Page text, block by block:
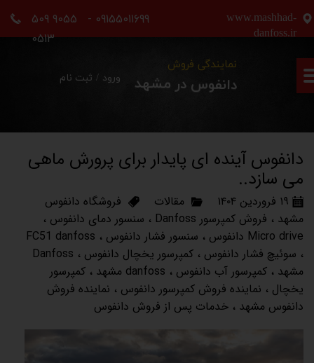
www.mashhad-
danfoss.ir
09155011699 - 9055 509
0513
نمایندگی فروش
ورود / ثبت نام
حساب کاربری من
تغییر گذر واژه
سفارشات
دانفوس در مشهد
دانفوس آینده ای پایدار برای پرورش ماهی
می سازد..
۱۹ فروردین ۱۴۰۴ مقالات
فروشگاه دانفوس
مشهد ، فروش کمپرسور Danfoss ، سنسور دمای دانفوس ،
Micro drive دانفوس
، سنسور فشار دانفوس ، FC51 danfoss
، سوئیچ فشار دانفوس ، کمپرسور یخچال دانفوس ، Danfoss
مشهد ، کمپرسور آب دانفوس ، danfoss مشهد ، کمپرسور
یخچال ، نماینده فروش کمپرسور دانفوس ، نماینده فروش
دانفوس مشهد ، خدمات پس از فروش دانفوس